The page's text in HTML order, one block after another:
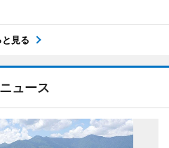
と見る
ュース